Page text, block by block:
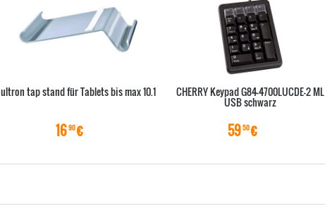
ultron tap stand für Tablets bis max 10.1
1690€
CHERRY Keypad G84-4700LUCDE-2 ML
USB schwarz
5950€